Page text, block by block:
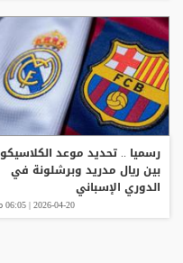
رسميا .. تحديد موعد الكلاسيكو
بين ريال مدريد وبرشلونة في
الدوري الإسباني
2026-04-20 | 06:05 م